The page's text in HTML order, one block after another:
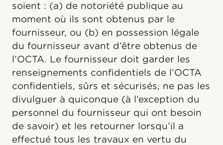
soient : (a) de notoriété publique au
moment où ils sont obtenus par le
fournisseur, ou (b) en possession légale
du fournisseur avant d’être obtenus de
l’OCTA. Le fournisseur doit garder les
renseignements confidentiels de l’OCTA
confidentiels, sûrs et sécurisés, ne pas les
divulguer à quiconque (à l’exception du
personnel du fournisseur qui ont besoin
de savoir) et les retourner lorsqu’il a
effectué tous les travaux en vertu du